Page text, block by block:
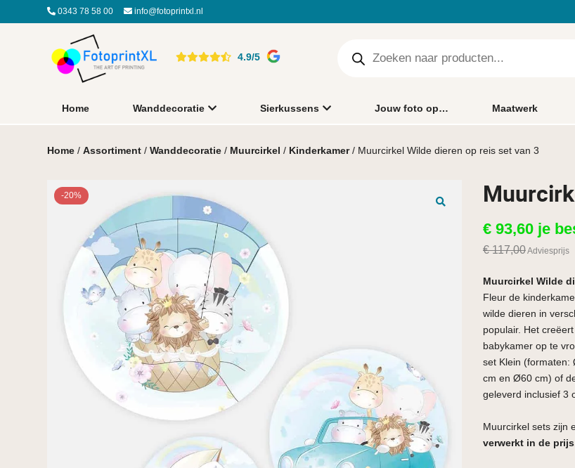
0343 78 58 00 info@fotoprintxl.nl
4.9/5
Home Wanddecoratie Sierkussens Jouw foto op… Maatwerk
Home /Assortiment /Wanddecoratie / Muurcirkel / Kinderkamer/ Muurcirkel Wilde dieren op reis set van 3
-20%
€ 93,60 je
€117,00Adviesprijs
Muurcirkel Wilde
Fleur de
wilde dieren in
populair. Het
babykamer op te
set Klein
cm en Ø60 cm) of
geleverd inclusief 3
Muurcirkel sets zijn
verwerkt in de prijs